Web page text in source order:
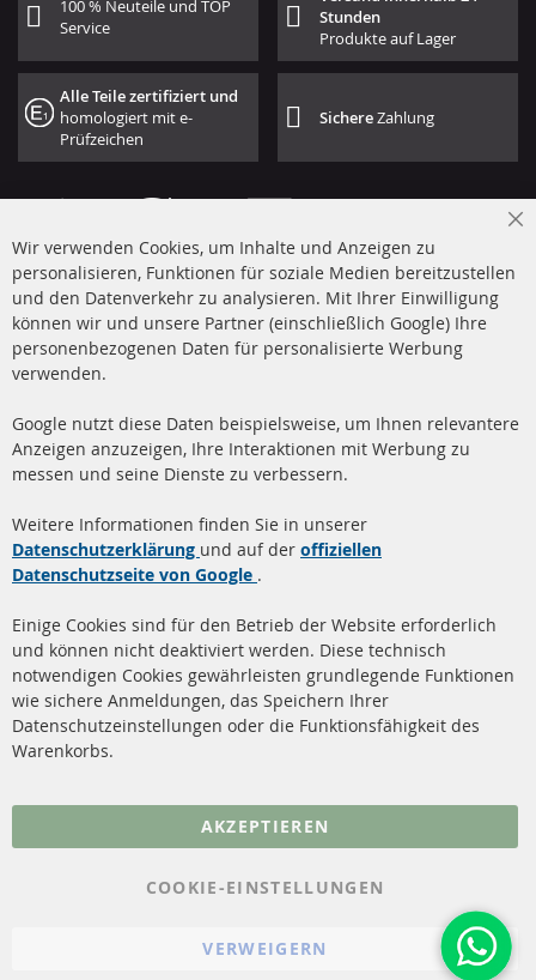
100 % Neuteile und TOP
Service
Stunden
Produkte auf Lager
Alle Teile zertifiziert und
homologiert mit e-
Prüfzeichen
SichereZahlung
+49 (0) 4533 799 00 0
Mo-Do: 09-17 Uhr, Fr 09-16 Uhr
info@contra-automotive.de
facebook
instagram
Quick Links
Dieselpartikelfilter (DPF)
Dieselpartikelfilter
Katalysator (KAT)
Sensoren
FAQ
Kundenservice
Über uns
Versandkosten
Kontakt
Vertrag widerrufen
Wir verwenden Cookies, um Inhalte und Anzeigen zu
personalisieren, Funktionen für soziale Medien bereitzustellen
und den Datenverkehr zu analysieren. Mit Ihrer Einwilligung
können wir und unsere Partner (einschließlich Google) Ihre
personenbezogenen Daten für personalisierte Werbung
verwenden.
Google nutzt diese Daten beispielsweise, um Ihnen relevantere
Anzeigen anzuzeigen, Ihre Interaktionen mit Werbung zu
messen und seine Dienste zu verbessern.
Weitere Informationen finden Sie in unserer
Datenschutzerklärung und auf der offiziellen
Datenschutzseite von Google .
Einige Cookies sind für den Betrieb der Website erforderlich
und können nicht deaktiviert werden. Diese technisch
notwendigen Cookies gewährleisten grundlegende Funktionen
wie sichere Anmeldungen, das Speichern Ihrer
Datenschutzeinstellungen oder die Funktionsfähigkeit des
Warenkorbs.
AKZEPTIEREN
COOKIE-EINSTELLUNGEN
VERWEIGERN